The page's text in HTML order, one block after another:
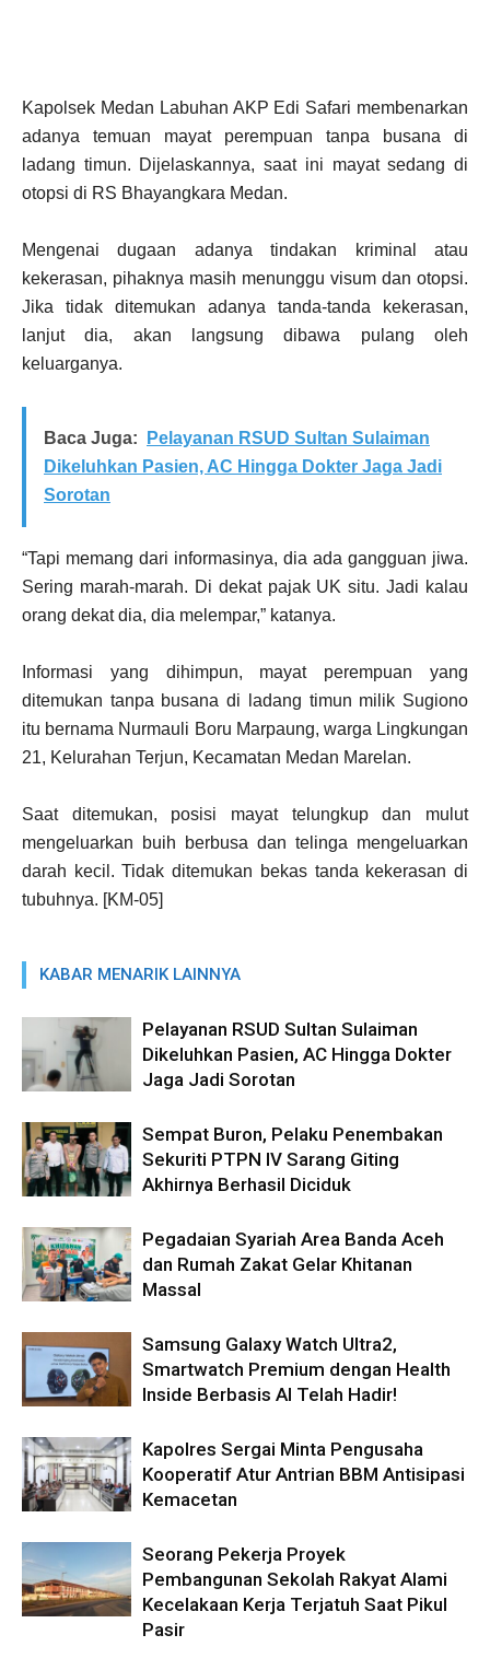
Kapolsek Medan Labuhan AKP Edi Safari membenarkan
adanya temuan mayat perempuan tanpa busana di
ladang timun. Dijelaskannya, saat ini mayat sedang di
otopsi di RS Bhayangkara Medan.
Mengenai dugaan adanya tindakan kriminal atau
kekerasan, pihaknya masih menunggu visum dan otopsi.
Jika tidak ditemukan adanya tanda-tanda kekerasan,
lanjut dia, akan langsung dibawa pulang oleh
keluarganya.
Baca Juga:
Pelayanan RSUD Sultan Sulaiman
Dikeluhkan Pasien, AC Hingga Dokter Jaga Jadi
Sorotan
“Tapi memang dari informasinya, dia ada gangguan jiwa.
Sering marah-marah. Di dekat pajak UK situ. Jadi kalau
orang dekat dia, dia melempar,” katanya.
Informasi yang dihimpun, mayat perempuan yang
ditemukan tanpa busana di ladang timun milik Sugiono
itu bernama Nurmauli Boru Marpaung, warga Lingkungan
21, Kelurahan Terjun, Kecamatan Medan Marelan.
Saat ditemukan, posisi mayat telungkup dan mulut
mengeluarkan buih berbusa dan telinga mengeluarkan
darah kecil. Tidak ditemukan bekas tanda kekerasan di
tubuhnya. [KM-05]
KABAR MENARIK LAINNYA
Pelayanan RSUD Sultan Sulaiman
Dikeluhkan Pasien, AC Hingga Dokter
Jaga Jadi Sorotan
Sempat Buron, Pelaku Penembakan
Sekuriti PTPN IV Sarang Giting
Akhirnya Berhasil Diciduk
Pegadaian Syariah Area Banda Aceh
dan Rumah Zakat Gelar Khitanan
Massal
Samsung Galaxy Watch Ultra2,
Smartwatch Premium dengan Health
Inside Berbasis AI Telah Hadir!
Kapolres Sergai Minta Pengusaha
Kooperatif Atur Antrian BBM Antisipasi
Kemacetan
Seorang Pekerja Proyek
Pembangunan Sekolah Rakyat Alami
Kecelakaan Kerja Terjatuh Saat Pikul
Pasir